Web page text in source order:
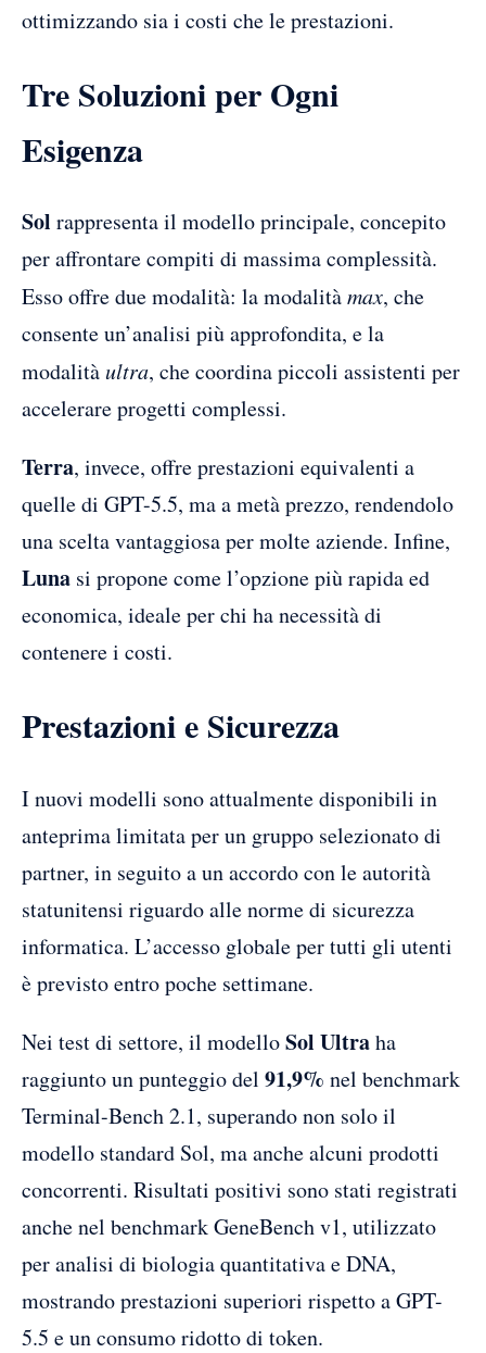
ottimizzando sia i costi che le prestazioni.
Tre Soluzioni per Ogni
Esigenza
Sol rappresenta il modello principale, concepito
per affrontare compiti di massima complessità.
Esso offre due modalità: la modalitàmax, che
consente un’analisi più approfondita, e la
modalitàultra, che coordina piccoli assistenti per
accelerare progetti complessi.
Terra, invece, offre prestazioni equivalenti a
quelle di GPT-5.5, ma a metà prezzo, rendendolo
una scelta vantaggiosa per molte aziende. Infine,
Luna si propone come l’opzione più rapida ed
economica, ideale per chi ha necessità di
contenere i costi.
Prestazioni e Sicurezza
I nuovi modelli sono attualmente disponibili in
anteprima limitata per un gruppo selezionato di
partner, in seguito a un accordo con le autorità
statunitensi riguardo alle norme di sicurezza
informatica. L’accesso globale per tutti gli utenti
è previsto entro poche settimane.
Nei test di settore, il modelloSol Ultraha
raggiunto un punteggio del 91,9% nel benchmark
Terminal-Bench 2.1, superando non solo il
modello standard Sol, ma anche alcuni prodotti
concorrenti. Risultati positivi sono stati registrati
anche nel benchmark GeneBench v1, utilizzato
per analisi di biologia quantitativa e DNA,
mostrando prestazioni superiori rispetto a GPT-
5.5 e un consumo ridotto di token.